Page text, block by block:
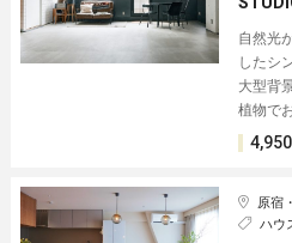
自然光
したシ
大型背
植物で
4,950
原宿
ハウ